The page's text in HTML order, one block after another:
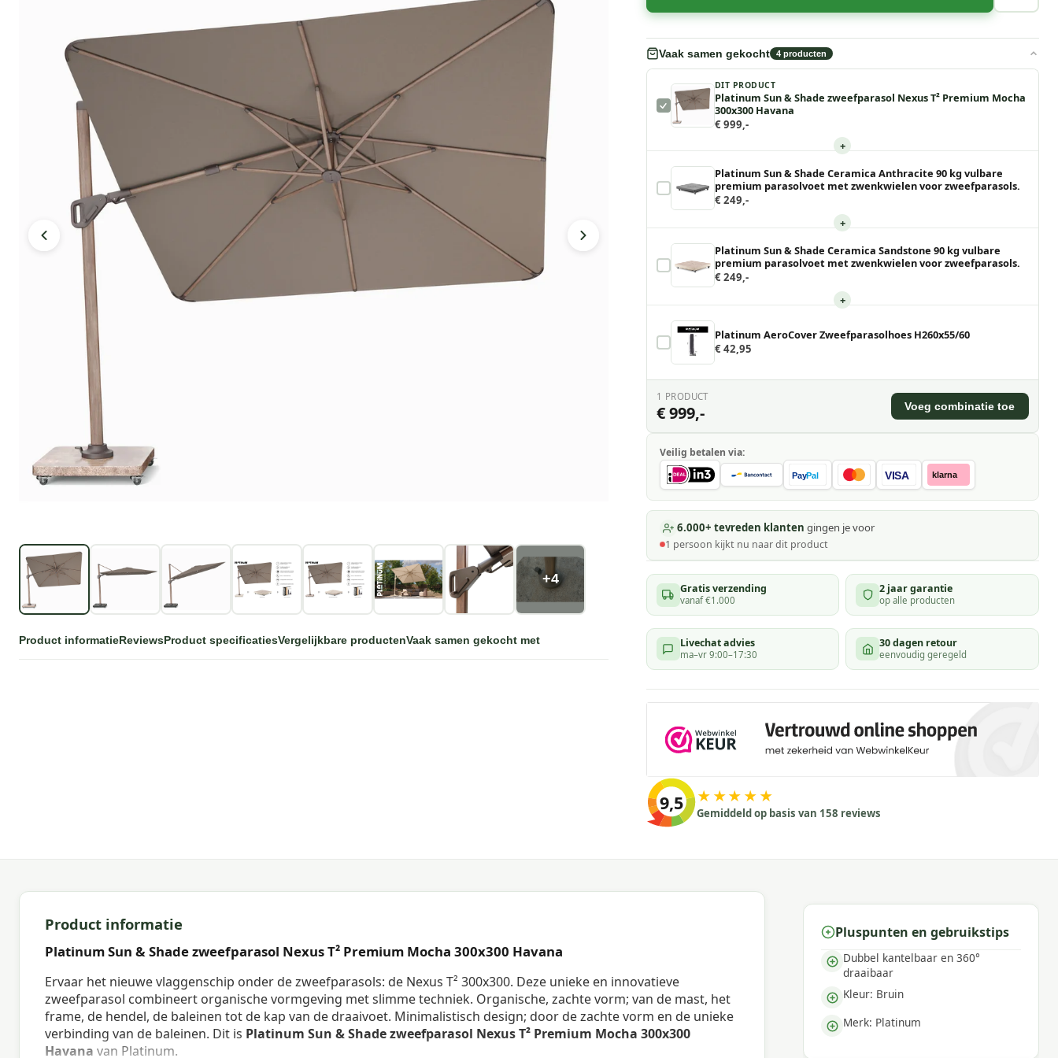
+4
Product informatieReviewsProduct specificatiesVergelijkbare productenVaak samen gekocht met
Vaak samen gekocht 4 producten
DIT PRODUCT
Platinum Sun & Shade zweefparasol Nexus T² Premium Mocha
300x300 Havana
€ 999,-
+
Platinum Sun & Shade Ceramica Anthracite 90 kg vulbare
premium parasolvoet met zwenkwielen voor zweefparasols.
€ 249,-
+
Platinum Sun & Shade Ceramica Sandstone 90 kg vulbare
premium parasolvoet met zwenkwielen voor zweefparasols.
€ 249,-
+
Platinum AeroCover Zweefparasolhoes H260x55/60
€ 42,95
1 PRODUCT
€ 999,- Voeg combinatie toe
Veilig betalen via:
PayPal VISA klarna
6.000+ tevreden klanten gingen je voor
1 persoon kijkt nu naar dit product
Gratis verzending
vanaf €1.000
2 jaar garantie
op alle producten
Livechat advies
ma–vr 9:00–17:30
30 dagen retour
eenvoudig geregeld
9,5 ★★★★★
Gemiddeld op basis van 158 reviews
Product informatie
Platinum Sun & Shade zweefparasol Nexus T² Premium Mocha 300x300 Havana
Ervaar het nieuwe vlaggenschip onder de zweefparasols: de Nexus T² 300x300. Deze unieke en innovatieve
zweefparasol combineert organische vormgeving met slimme techniek. Organische, zachte vorm; van de mast, het
frame, de hendel, de baleinen tot de kap van de draaivoet. Minimalistisch design; door de zachte vorm en de unieke
verbinding van de baleinen. Dit is Platinum Sun & Shade zweefparasol Nexus T² Premium Mocha 300x300
Havana van Platinum.
Pluspunten en gebruikstips
Dubbel kantelbaar en 360°
draaibaar
Kleur: Bruin
Merk: Platinum